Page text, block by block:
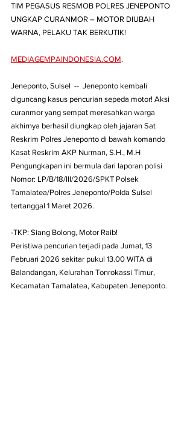
TIM PEGASUS RESMOB POLRES JENEPONTO
UNGKAP CURANMOR – MOTOR DIUBAH
WARNA, PELAKU TAK BERKUTIK!
MEDIAGEMPAINDONESIA.COM.
Jeneponto, Sulsel  --  Jeneponto kembali
diguncang kasus pencurian sepeda motor! Aksi
curanmor yang sempat meresahkan warga
akhirnya berhasil diungkap oleh jajaran Sat
Reskrim Polres Jeneponto di bawah komando
Kasat Reskrim AKP Nurman, S.H., M.H
Pengungkapan ini bermula dari laporan polisi
Nomor: LP/B/18/III/2026/SPKT Polsek
Tamalatea/Polres Jeneponto/Polda Sulsel
tertanggal 1 Maret 2026.
-TKP: Siang Bolong, Motor Raib!
Peristiwa pencurian terjadi pada Jumat, 13
Februari 2026 sekitar pukul 13.00 WITA di
Balandangan, Kelurahan Tonrokassi Timur,
Kecamatan Tamalatea, Kabupaten Jeneponto.